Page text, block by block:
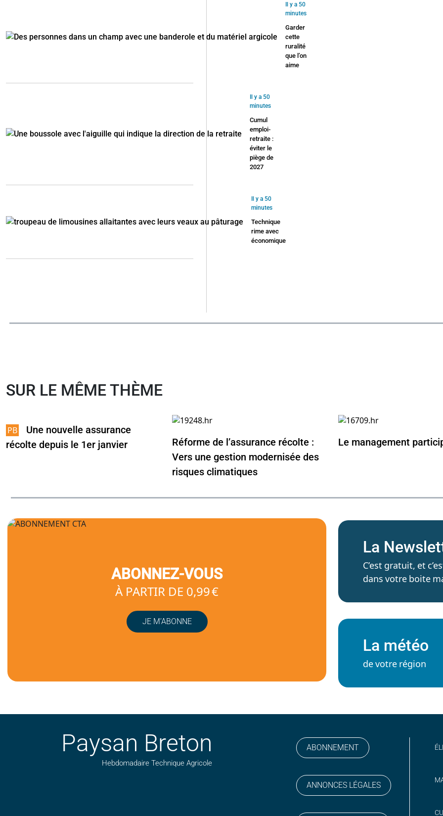
Il y a 50
minutes
Garder
cette
ruralité
que l’on
aime
Il y a 50
minutes
Cumul
emploi-
retraite :
éviter le
piège de
2027
Il y a 50
minutes
Technique
rime avec
économique
SUR LE MÊME THÈME
Une nouvelle assurance
récolte depuis le 1er janvier
Réforme de l’assurance récolte :
Vers une gestion modernisée des
risques climatiques
Le management
ABONNEZ-VOUS
À PARTIR DE 0,99 €
JE M’ABONNE
La
C’est gratuit, et
dans votre boite
La météo
de votre région
Paysan Breton
Hebdomadaire Technique Agricole
ABONNEMENT
ANNONCES LÉGALES